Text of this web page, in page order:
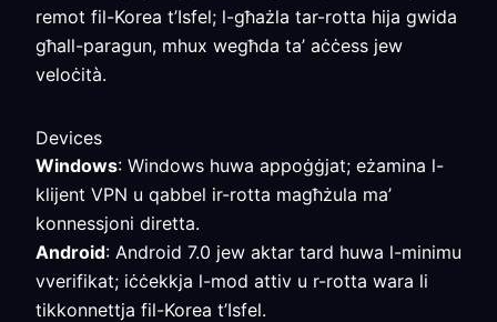
remot fil-Korea t’Isfel; l-għażla tar-rotta hija gwida
għall-paragun, mhux wegħda ta’ aċċess jew
veloċità.
Devices
Windows: Windows huwa appoġġjat; eżamina l-
klijent VPN u qabbel ir-rotta magħżula ma’
konnessjoni diretta.
Android: Android 7.0 jew aktar tard huwa l-minimu
vverifikat; iċċekkja l-mod attiv u r-rotta wara li
tikkonnettja fil-Korea t’Isfel.